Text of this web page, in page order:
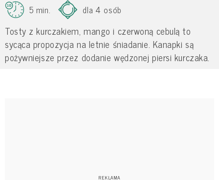
5 min.
dla 4 osób
Tosty z kurczakiem, mango i czerwoną cebulą to
sycąca propozycja na letnie śniadanie. Kanapki są
pożywniejsze przez dodanie wędzonej piersi kurczaka.